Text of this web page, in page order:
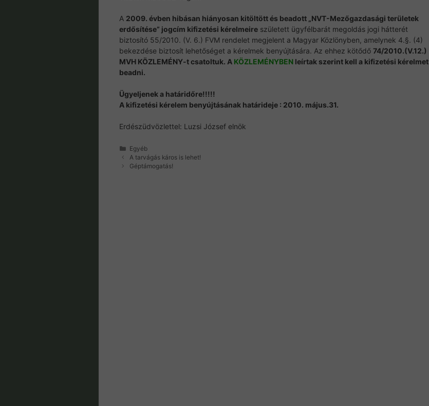
A 2009. évben hibásan hiányosan kitöltött és beadott „NVT-Mezőgazdasági területek
erdősítése” jogcím kifizetési kérelmeire született ügyfélbarát megoldás jogi hátterét
biztosító 55/2010. (V. 6.) FVM rendelet megjelent a Magyar Közlönyben, amelynek 4.§. (4)
bekezdése biztosít lehetőséget a kérelmek benyújtására. Az ehhez kötődő 74/2010.(V.12.)
MVH KÖZLEMÉNY-t csatoltuk. A KÖZLEMÉNYBEN leírtak szerint kell a kifizetési kérelmet
beadni.
Ügyeljenek a határidőre!!!!!
A kifizetési kérelem benyújtásának határideje : 2010. május.31.
Erdészüdvözlettel: Luzsi József elnök
Kategória
Egyéb
A tarvágás káros is lehet!
Géptámogatás!